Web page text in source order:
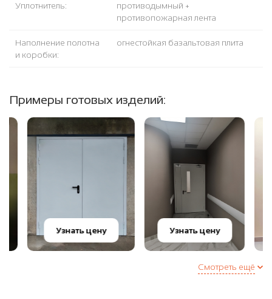
Уплотнитель:
противодымный +
противопожарная лента
Наполнение полотна
и коробки:
огнестойкая базальтовая плита
Примеры готовых изделий:
Узнать цену Узнать цену
Смотреть ещё